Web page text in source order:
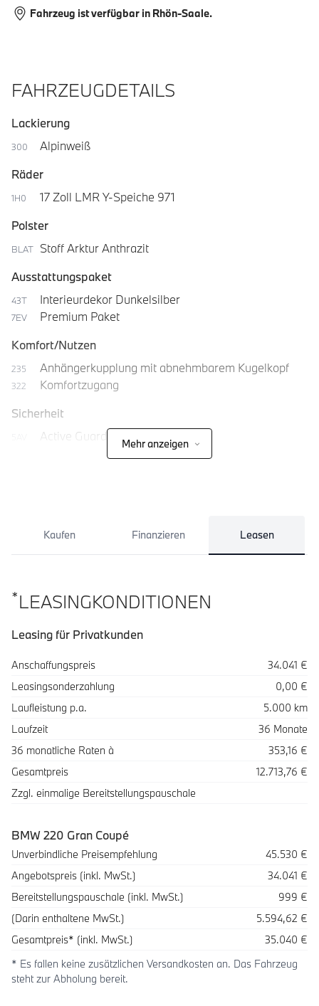
Fahrzeug ist verfügbar in Rhön-Saale.
FAHRZEUGDETAILS
Lackierung
300
Alpinweiß
Räder
1H0
17 Zoll LMR Y-Speiche 971
Polster
BLAT
Stoff Arktur Anthrazit
Ausstattungspaket
43T Interieurdekor Dunkelsilber
7EV
Premium Paket
Komfort/Nutzen
235 Anhängerkupplung mit abnehmbarem Kugelkopf
322
Komfortzugang
Sicherheit
Active Guard
Adaptiver LED-Scheinwerfer
Mehr anzeigen
Kaufen Finanzieren Leasen
*LEASINGKONDITIONEN
Leasing für Privatkunden
SpezifikationWert
Anschaffungspreis
34.041 €
Leasingsonderzahlung
0,00 €
Laufleistung p.a.
5.000 km
Laufzeit
36 Monate
36 monatliche Raten à
353,16 €
Gesamtpreis
12.713,76 €
Zzgl. einmalige Bereitstellungspauschale
BMW 220 Gran Coupé
Beschreibung Betrag
Unverbindliche Preisempfehlung
45.530 €
Angebotspreis (inkl. MwSt.)
34.041 €
Bereitstellungspauschale (inkl. MwSt.)
999 €
(Darin enthaltene MwSt.)
5.594,62 €
Gesamtpreis* (inkl. MwSt.)
35.040 €
* Es fallen keine zusätzlichen Versandkosten an. Das Fahrzeug
steht zur Abholung bereit.